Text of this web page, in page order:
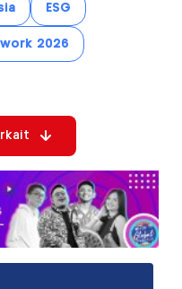
ESG
2026